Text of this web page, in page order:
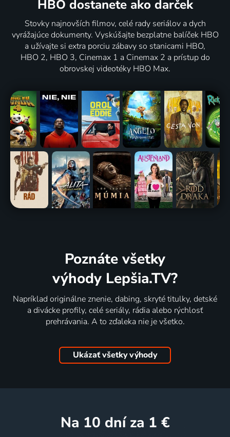
HBO dostanete ako darček
Stovky najnovších filmov, celé rady seriálov a dych
vyrážajúce dokumenty. Vyskúšajte bezplatne balíček HBO
a užívajte si extra porciu zábavy so stanicami HBO,
HBO 2, HBO 3, Cinemax 1 a Cinemax 2 a prístup do
obrovskej videotéky HBO Max.
Poznáte všetky
výhody Lepšia.TV?
Napríklad originálne znenie, dabing, skryté titulky, detské
a divácke profily, celé seriály, rádia alebo rýchlosť
prehrávania. A to zďaleka nie je všetko.
Ukázať všetky výhody
na 10 dní za 1 €